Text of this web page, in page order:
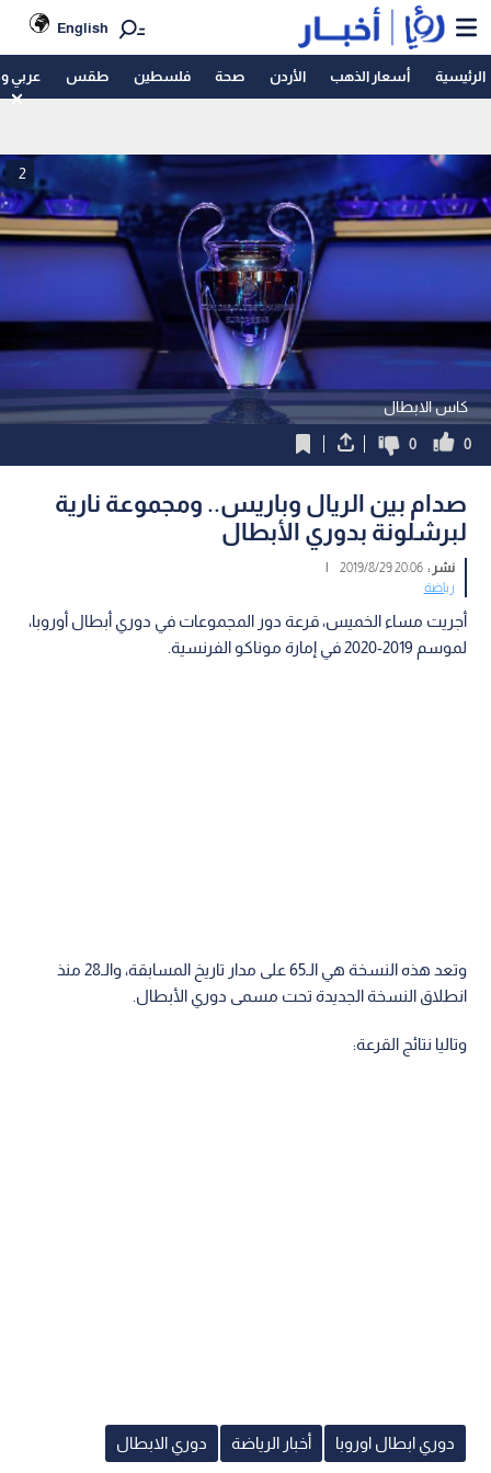
English
الرئيسية أسعار الذهب الأردن صحة فلسطين طقس عربي
كاس الابطال
2
0
0
صدام بين الريال وباريس.. ومجموعة نارية
لبرشلونة بدوري الأبطال
نشر :20:06 2019/8/29
|
رياضة
أجريت مساء الخميس، قرعة دور المجموعات في دوري أبطال أوروبا،
لموسم 2019-2020 في إمارة موناكو الفرنسية.
وتعد هذه النسخة هي الـ65 على مدار تاريخ المسابقة، والـ28 منذ
انطلاق النسخة الجديدة تحت مسمى دوري الأبطال.
وتاليا نتائج القرعة:
دوري ابطال اوروبا أخبار الرياضة دوري الابطال